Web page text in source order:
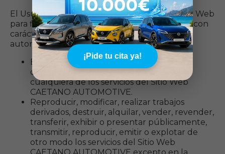
El Usuario se compromete a no utilizar el Sitio Web
para fines ilegales o prohibidos, en concreto y con
carácter meramente enunciativo, no estará
autorizado a:
Eliminar o utilizar de cualquier forma los
derechos de propiedad intelectual y de
cualquiera de los servicios del Sitio Web
CAETANO AUTOMOTIVE.
Reproducir, modificar, realizar trabajos
derivados, destruir, alquilar, vender, revender,
transferir, exhibir o presentar públicamente,
transmitir, reproducir, emitir o explotar de
otro modo los servicios del Sitio Web
¡Pide tu cita ya!